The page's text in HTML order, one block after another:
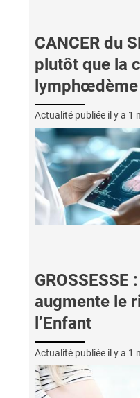
CANCER du
plutôt que la
lymphœdème
Actualité publiée il y a 1
augmente le
l’Enfant
Actualité publiée il y a 1